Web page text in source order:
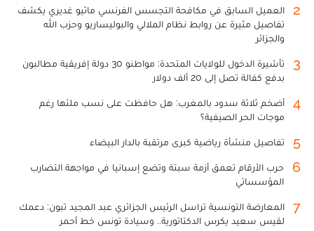
2
العميل السابق في مكافحة التجسس الفرنسي ماثيو غديري يكشف
تفاصيل مثيرة عن روابط نظام الملالي والبوليساريو وحزب الله
والجزائر
3
تأشيرة الدخول للولايات المتحدة: مواطنو 30 دولة إفريقية مطالبون
بدفع كفالة تصل إلى 20 ألف دولار
4
أضخم ثلاثة سدود بالمغرب: هل حافظت على نسب ملئها رغم
موجات الحر الصيفية؟
5 تفاصيل منشأة رياضية كبرى مرتقبة بالدار البيضاء
6
حرب الأرقام تعمق أزمة سبتة وتضع إسبانيا في مواجهة التضارب
المؤسساتي
7
المعارضة التونسية تراسل الرئيس الجزائري عبد المجيد تبون: دعمك
لقيس سعيد يكرس الدكتاتورية.. وسيادة تونس خط أحمر